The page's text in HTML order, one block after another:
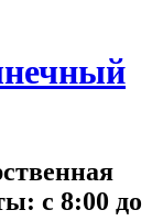
с 8:00 до